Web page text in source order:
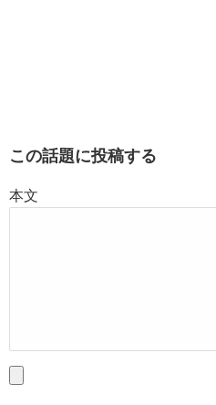
この話題に投稿する
本文